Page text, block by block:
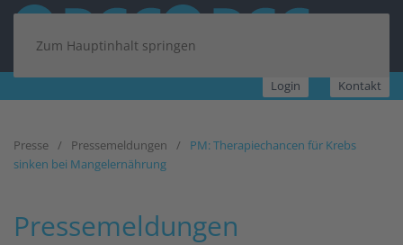
Zum Hauptinhalt springen
Login Kontakt
Presse Pressemeldungen
PM: Therapiechancen für Krebs
sinken bei Mangelernährung
Pressemeldungen